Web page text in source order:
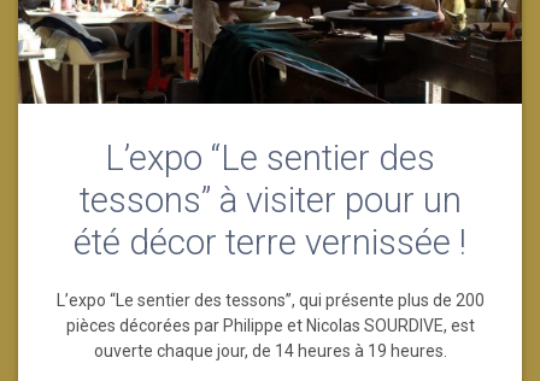
L’expo “Le sentier des
tessons” à visiter pour un
été décor terre vernissée !
L’expo “Le sentier des tessons”, qui présente plus de 200
pièces décorées par Philippe et Nicolas SOURDIVE, est
ouverte chaque jour, de 14 heures à 19 heures.